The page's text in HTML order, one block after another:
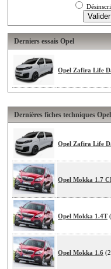
Derniers essais Opel
Opel Zafira Life
Dernières fiches techniques Opel
Opel Zafira Life
Opel Mokka 1.7
Opel Mokka 1.4T
Opel Mokka 1.6